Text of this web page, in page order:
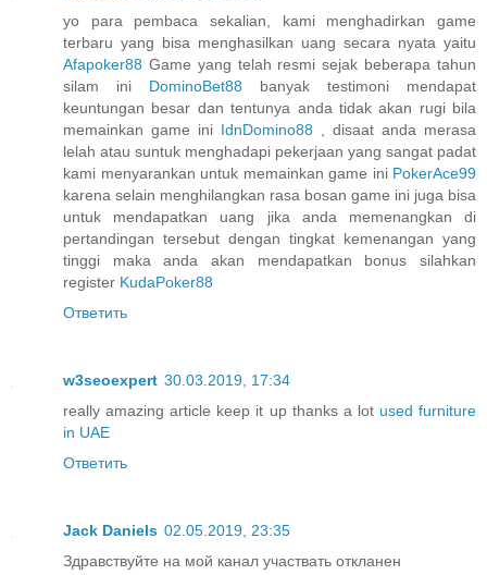
yo para pembaca sekalian, kami menghadirkan game
terbaru yang bisa menghasilkan uang secara nyata yaitu
Afapoker88 Game yang telah resmi sejak beberapa tahun
silam ini DominoBet88 banyak testimoni mendapat
keuntungan besar dan tentunya anda tidak akan rugi bila
memainkan game ini IdnDomino88 , disaat anda merasa
lelah atau suntuk menghadapi pekerjaan yang sangat padat
kami menyarankan untuk memainkan game ini PokerAce99
karena selain menghilangkan rasa bosan game ini juga bisa
untuk mendapatkan uang jika anda memenangkan di
pertandingan tersebut dengan tingkat kemenangan yang
tinggi maka anda akan mendapatkan bonus silahkan
register KudaPoker88
Ответить
w3seoexpert 30.03.2019, 17:34
really amazing article keep it up thanks a lot used furniture
in UAE
Ответить
Jack Daniels 02.05.2019, 23:35
Здравствуйте на мой канал участвать откланен